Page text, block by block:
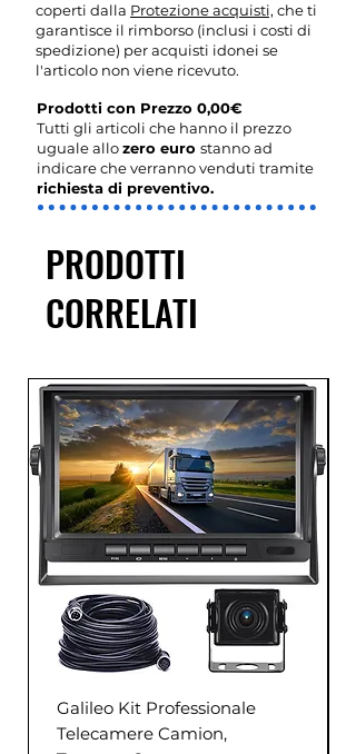
coperti dalla Protezione acquisti, che ti
garantisce il rimborso (inclusi i costi di
spedizione) per acquisti idonei se
l'articolo non viene ricevuto.
Prodotti con Prezzo 0,00€
Tutti gli articoli che hanno il prezzo
uguale allozero euro stanno ad
indicare che verranno venduti tramite
richiesta di preventivo.
PRODOTTI
CORRELATI
Galileo Kit Professionale
Telecamere Camion,